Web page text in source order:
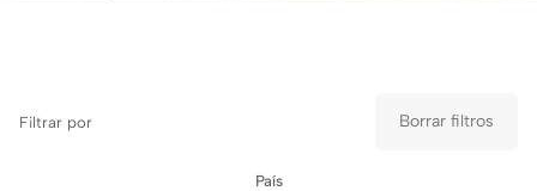
Filtrar por Borrar filtros
País